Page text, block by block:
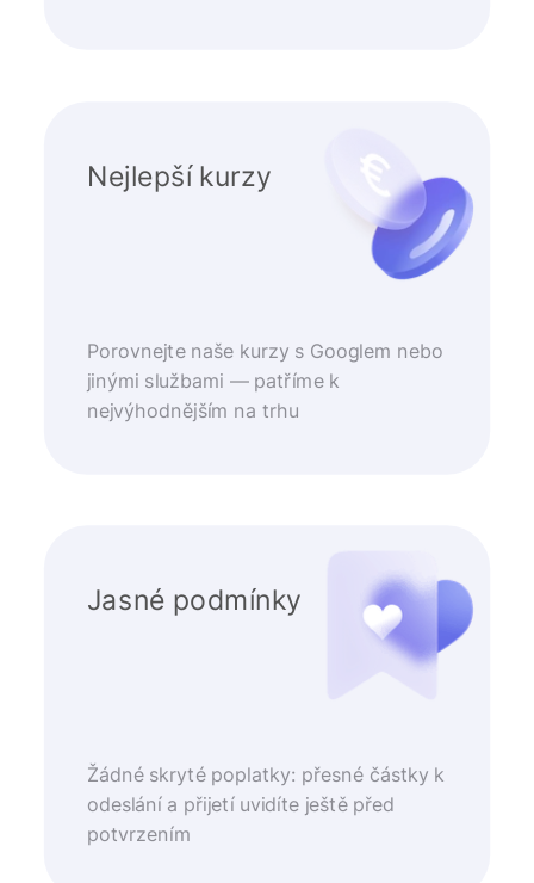
Nejlepší kurzy
Porovnejte naše kurzy s Googlem nebo
jinými službami — patříme k
nejvýhodnějším na trhu
Jasné podmínky
Žádné skryté poplatky: přesné částky k
odeslání a přijetí uvidíte ještě před
potvrzením